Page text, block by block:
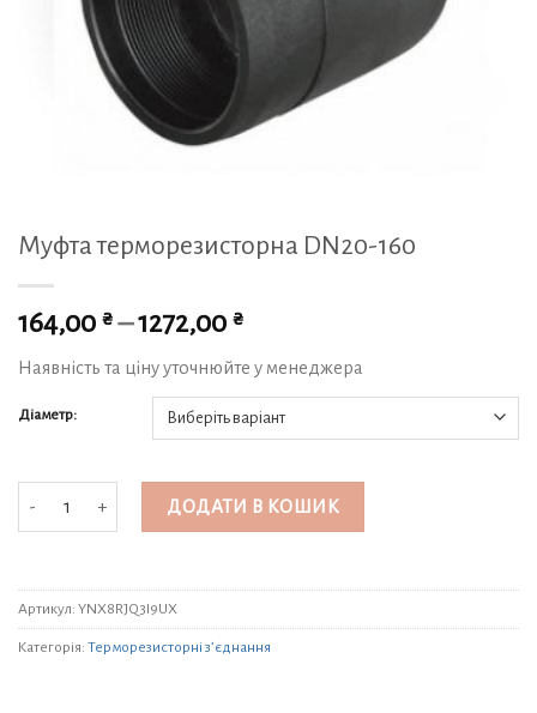
Муфта терморезисторна DN20-160
164,00 ₴ –1272,00 ₴
Наявність та ціну уточнюйте у менеджера
Діаметр:
Муфта терморезисторна DN20-160 кількість
ДОДАТИ В КОШИК
Артикул: YNX8RJQ3I9UX
Категорія: Терморезисторні з’єднання